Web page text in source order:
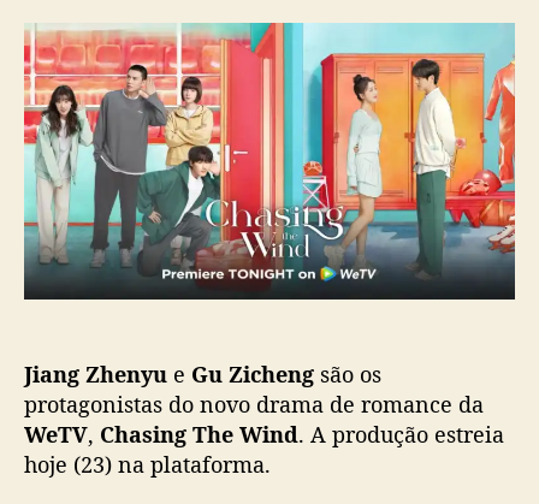
r
d
o
p
o
s
t
d
c
a
ç
ã
i
a
n
g
Z
h
e
n
y
u
Z
i
c
h
Jiang Zhenyu e Gu Zicheng são os
protagonistas do novo drama de romance da
WeTV, Chasing The Wind. A produção estreia
hoje (23) na plataforma.